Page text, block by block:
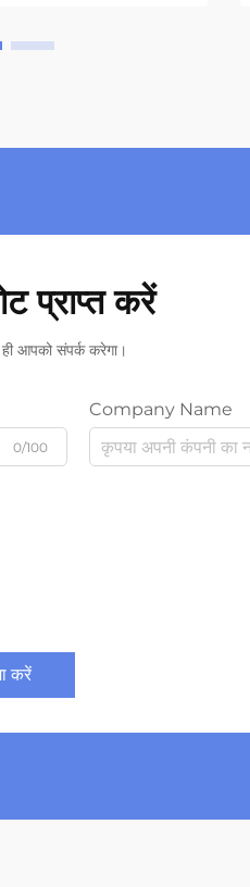
प्राप्त करें
ही आपको संपर्क करेगा।
0/100
Company Name
करें